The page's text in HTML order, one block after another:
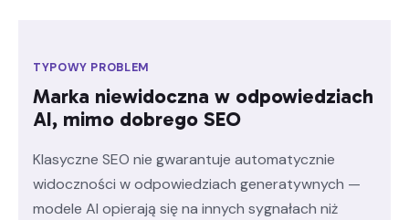
TYPOWY PROBLEM
Marka niewidoczna w odpowiedziach
AI, mimo dobrego SEO
Klasyczne SEO nie gwarantuje automatycznie
widoczności w odpowiedziach generatywnych —
modele AI opierają się na innych sygnałach niż